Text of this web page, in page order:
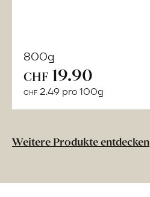
800g
CHF 19.90
CHF 2.49 pro 100g
Weitere Produkte entdecken